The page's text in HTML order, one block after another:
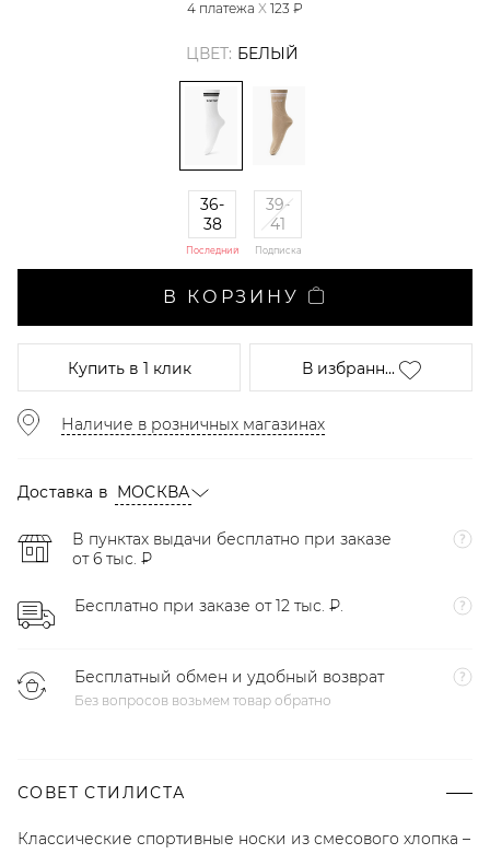
4 платежа X 123 ₽
ЦВЕТ: БЕЛЫЙ
36-
38
Последний
39-
41
Подписка
В КОРЗИНУ
Купитьв 1 клик В избранн...
Наличие в розничных магазинах
Доставка в МОСКВА
В пунктах выдачи бесплатно при заказе
от 6 тыс. ₽
Бесплатно при заказе от 12 тыс. ₽.
Бесплатный обмен и удобный возврат
Без вопросов возьмем товар обратно
СОВЕТ СТИЛИСТА
Классические спортивные носки из смесового хлопка –